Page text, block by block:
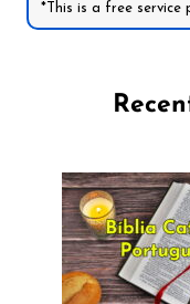
*This is a free service